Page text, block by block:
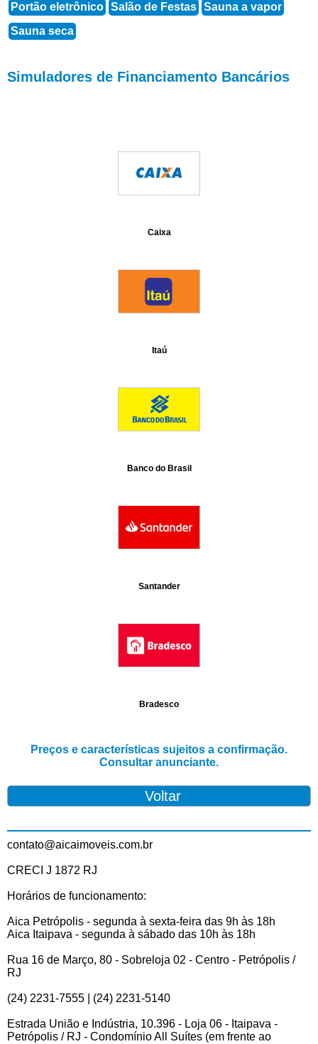
Portão eletrônico Salão de Festas Sauna a vapor
Sauna seca
Simuladores de Financiamento Bancários
Caixa
Itaú
Banco do Brasil
Santander
Bradesco
Preços e características sujeitos a confirmação.
Consultar anunciante.
contato@aicaimoveis.com.br
CRECI J 1872 RJ
Horários de funcionamento:
Aica Petrópolis - segunda à sexta-feira das 9h às 18h
Aica Itaipava - segunda à sábado das 10h às 18h
Rua 16 de Março, 80 - Sobreloja 02 - Centro - Petrópolis /
RJ
(24) 2231-7555 | (24) 2231-5140
Estrada União e Indústria, 10.396 - Loja 06 - Itaipava -
Petrópolis / RJ - Condomínio All Suítes (em frente ao